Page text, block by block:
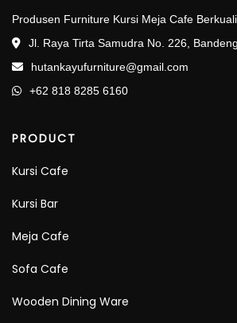
Produsen Furniture Kursi Meja Cafe
Jl. Raya Tirta Samudra No. 226,
hutankayufurniture@gmail.com
+62 818 8285 6160
PRODUCT
Kursi Cafe
Kursi Bar
Meja Cafe
Sofa Cafe
Wooden Dining Ware